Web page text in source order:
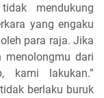
mendukung
yang engaku
para raja. Jika
menolongmu dari
kami lakukan.”
berlaku buruk